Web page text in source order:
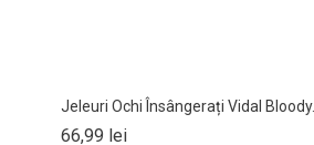
Jeleuri Ochi Însângerați Vidal Bloody...
66,99 leiPret